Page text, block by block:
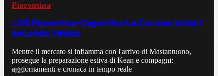
Fiorentina
LIVE Fiorentina-Deportivo La Coruna: inizia il
secondo tempo
Mentre il mercato si infiamma con l'arrivo di Mastantuono,
prosegue la preparazione estiva di Kean e compagni:
aggiornamenti e cronaca in tempo reale